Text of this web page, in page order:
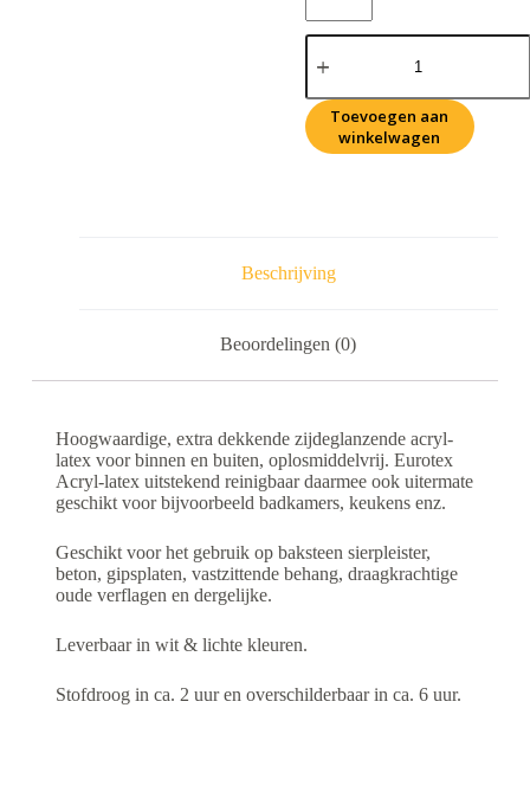
Toevoegen aan
winkelwagen
Beschrijving
Beoordelingen (0)
Hoogwaardige, extra dekkende zijdeglanzende acryl-
latex voor binnen en buiten, oplosmiddelvrij. Eurotex
Acryl-latex uitstekend reinigbaar daarmee ook uitermate
geschikt voor bijvoorbeeld badkamers, keukens enz.
Geschikt voor het gebruik op baksteen sierpleister,
beton, gipsplaten, vastzittende behang, draagkrachtige
oude verflagen en dergelijke.
Leverbaar in wit & lichte kleuren.
Stofdroog in ca. 2 uur en overschilderbaar in ca. 6 uur.